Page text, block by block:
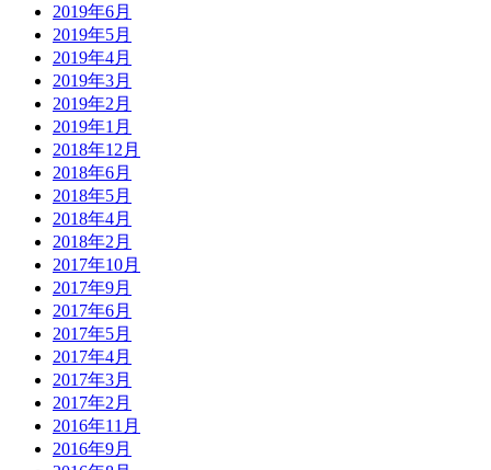
2019年6月
2019年5月
2019年4月
2019年3月
2019年2月
2019年1月
2018年12月
2018年6月
2018年5月
2018年4月
2018年2月
2017年10月
2017年9月
2017年6月
2017年5月
2017年4月
2017年3月
2017年2月
2016年11月
2016年9月